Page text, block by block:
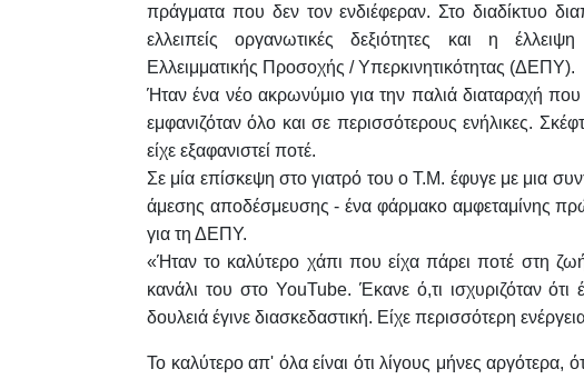
πράγματα που δεν τον ενδιέφεραν. Στο διαδίκτυο
ελλειπείς οργανωτικές δεξιότητες και η
Ελλειμματικής Προσοχής / Υπερκινητικότητας (ΔΕΠΥ).
Ήταν ένα νέο ακρωνύμιο για την παλιά διαταραχή
εμφανιζόταν όλο και σε περισσότερους ενήλικες.
είχε εξαφανιστεί ποτέ.
Σε μία επίσκεψη στο γιατρό του ο Τ.Μ. έφυγε με μια
άμεσης αποδέσμευσης - ένα φάρμακο αμφεταμίνης
για τη ΔΕΠΥ.
«Ήταν το καλύτερο χάπι που είχα πάρει ποτέ στη
κανάλι του στο YouTube. Έκανε ό,τι ισχυριζόταν
δουλειά έγινε διασκεδαστική. Είχε περισσότερη
Το καλύτερο απ' όλα είναι ότι λίγους μήνες αργότερα,